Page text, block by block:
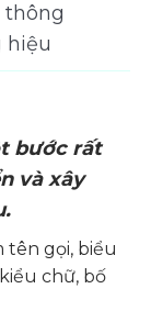
thông
hiệu
bước rất
và xây
gọi, biểu
chữ, bố